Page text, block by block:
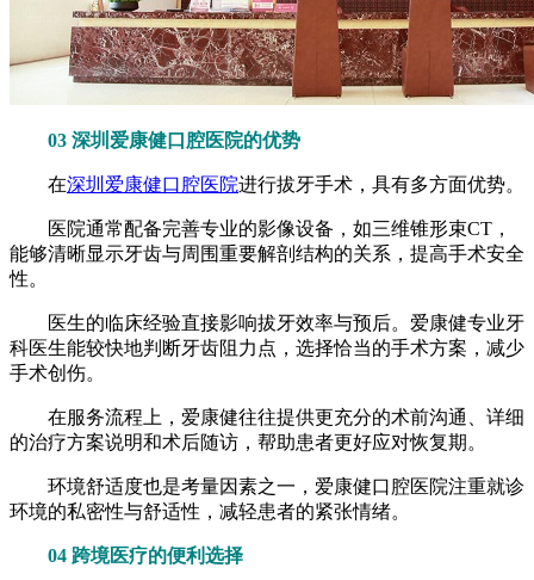
03 深圳爱康健口腔医院的优势
在深圳爱康健口腔医院进行拔牙手术，具有多方面优势。
医院通常配备完善专业的影像设备，如三维锥形束CT，
能够清晰显示牙齿与周围重要解剖结构的关系，提高手术安全
性。
医生的临床经验直接影响拔牙效率与预后。爱康健专业牙
科医生能较快地判断牙齿阻力点，选择恰当的手术方案，减少
手术创伤。
在服务流程上，爱康健往往提供更充分的术前沟通、详细
的治疗方案说明和术后随访，帮助患者更好应对恢复期。
环境舒适度也是考量因素之一，爱康健口腔医院注重就诊
环境的私密性与舒适性，减轻患者的紧张情绪。
04 跨境医疗的便利选择